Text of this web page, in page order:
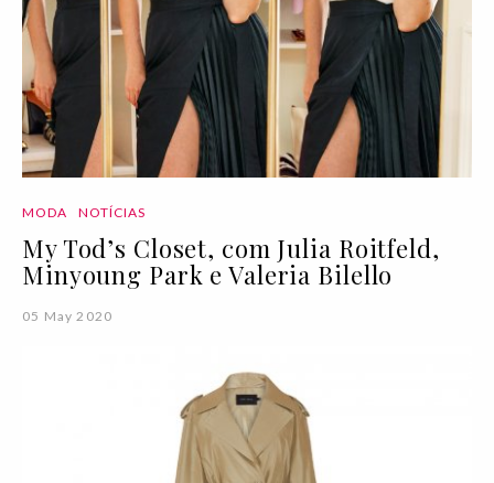
MODA NOTÍCIAS
My Tod’s Closet, com Julia Roitfeld,
Minyoung Park e Valeria Bilello
05 May 2020